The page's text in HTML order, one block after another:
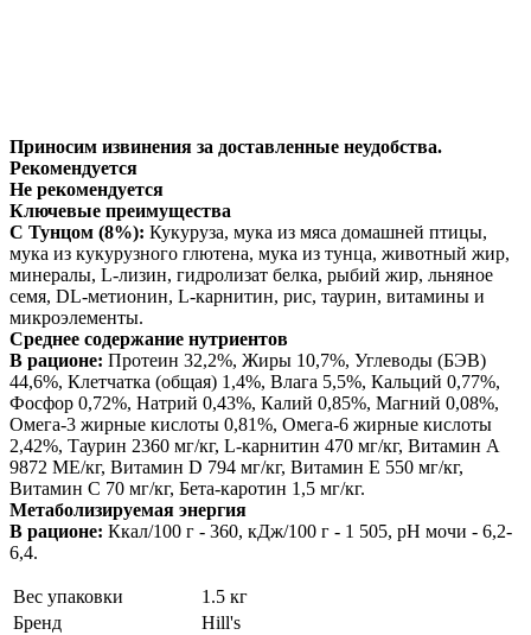
Приносим извинения за доставленные неудобства.
Рекомендуется
Не рекомендуется
Ключевые преимущества
С Тунцом (8%): Кукуруза, мука из мяса домашней птицы,
мука из кукурузного глютена, мука из тунца, животный жир,
минералы, L-лизин, гидролизат белка, рыбий жир, льняное
семя, DL-метионин, L-карнитин, рис, таурин, витамины и
микроэлементы.
Среднее содержание нутриентов
В рационе: Протеин 32,2%, Жиры 10,7%, Углеводы (БЭВ)
44,6%, Клетчатка (общая) 1,4%, Влага 5,5%, Кальций 0,77%,
Фосфор 0,72%, Натрий 0,43%, Калий 0,85%, Магний 0,08%,
Омега-3 жирные кислоты 0,81%, Омега-6 жирные кислоты
2,42%, Таурин 2360 мг/кг, L-карнитин 470 мг/кг, Витамин A
9872 МЕ/кг, Витамин D 794 мг/кг, Витамин E 550 мг/кг,
Витамин C 70 мг/кг, Бета-каротин 1,5 мг/кг.
Метаболизируемая энергия
В рационе: Ккал/100 г - 360, кДж/100 г - 1 505, рН мочи - 6,2-
6,4.
Вес упаковки
1.5 кг
Бренд
Hill's